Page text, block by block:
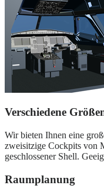
Verschiedene
Wir bieten Ihnen eine
zweisitzige Cockpits von
geschlossener Shell.
Raumplanung